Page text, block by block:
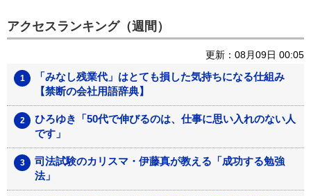
アクセスランキング（週間）
更新：08月09日 00:05
「みなし残業代」はとても損した気持ちになる仕組み
【禁断の会社用語辞典】
ひろゆき「50代で伸びるのは、仕事に思い入れのない人
です」
司法試験のカリスマ・伊藤真が教える「成功する勉強
法」